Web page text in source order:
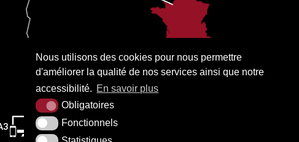
Nous utilisons des cookies pour nous permettre
d'améliorer la qualité de nos services ainsi que notre
accessibilité. En savoir plus
Obligatoires
Fonctionnels